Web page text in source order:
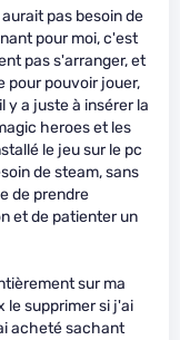
pas besoin de
pour moi, c'est
pas s'arranger, et
pour pouvoir jouer,
y a juste à insérer la
heroes et les
le jeu sur le pc
de steam, sans
de prendre
et de patienter un
sur ma
le supprimer si j'ai
acheté sachant